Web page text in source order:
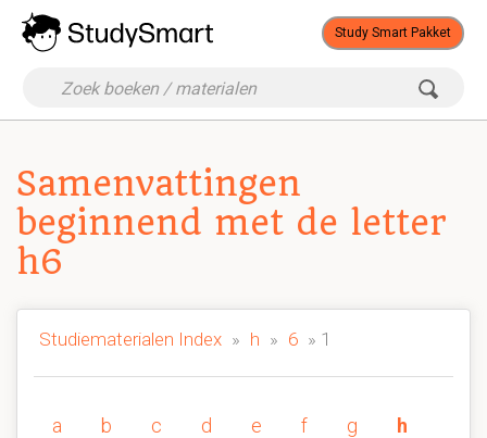
Study Smart Pakket
Samenvattingen
beginnend met de letter
h6
Studiematerialen Index » h » 6 » 1
a b c d e f g
h